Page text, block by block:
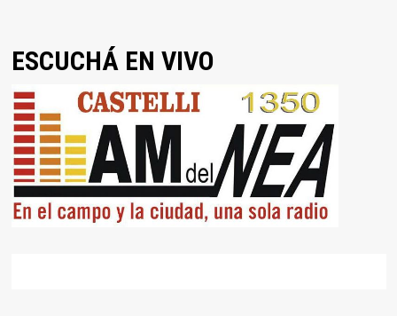
ESCUCHÁ EN VIVO